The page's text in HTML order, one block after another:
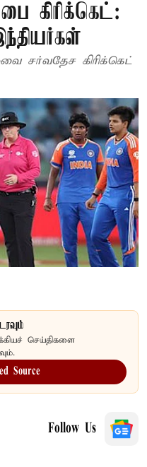
கிரிக்கெட்:
சர்வதேச கிரிக்கெட்
செய்திகளை
Source
Follow Us